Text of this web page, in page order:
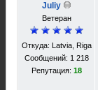
Juliy
Ветеран
Откуда: Latvia, Riga
Сообщений: 1 218
Репутация: 18